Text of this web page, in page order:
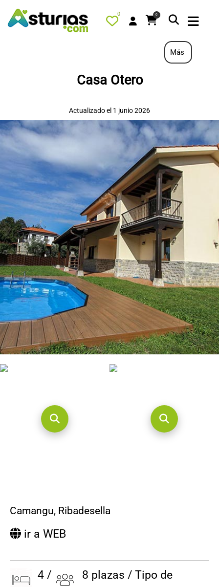
0 0
QUÉ HACER
ALOJAMIENTOS
RESTAURANTES
TURISMO ACTIVO
TIENDA
AGENDA
OFERTAS
CONTACTO
Más
Casa Otero
Actualizado el 1 junio 2026
Camangu, Ribadesella
ir a WEB
4 /
8 plazas / Tipo de